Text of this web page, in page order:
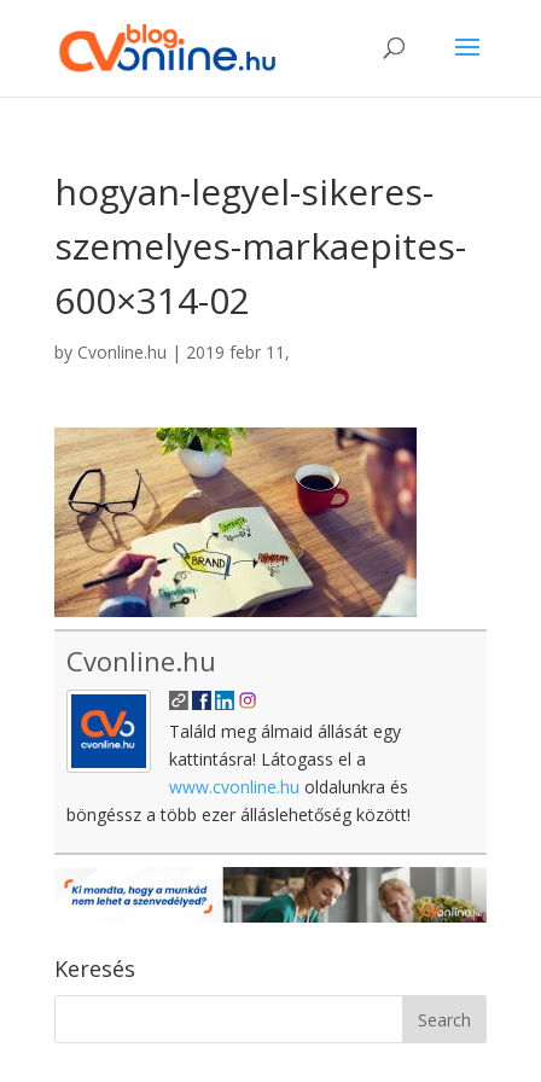
hogyan-legyel-sikeres-
szemelyes-markaepites-
600×314-02
by Cvonline.hu | 2019 febr 11,
Cvonline.hu
Találd meg álmaid állását egy
kattintásra! Látogass el a
www.cvonline.hu oldalunkra és
böngéssz a több ezer álláslehetőség között!
Keresés